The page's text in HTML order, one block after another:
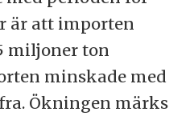
är att importen
miljoner ton
minskade med
Ökningen märks